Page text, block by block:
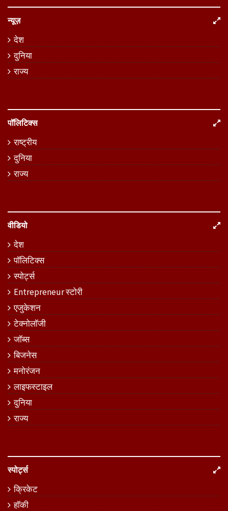
न्यूज़
देश
दुनिया
राज्य
पॉलिटिक्स
राष्ट्रीय
दुनिया
राज्य
वीडियो
देश
पॉलिटिक्स
स्पोर्ट्स
Entrepreneur स्टोरी
एजुकेशन
टेक्नोलॉजी
जॉब्स
बिजनेस
मनोरंजन
लाइफस्टाइल
दुनिया
राज्य
स्पोर्ट्स
क्रिकेट
हॉकी